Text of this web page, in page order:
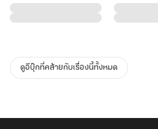
ดูอีบุ๊กที่คล้ายกับเรื่องนี้ทั้งหมด